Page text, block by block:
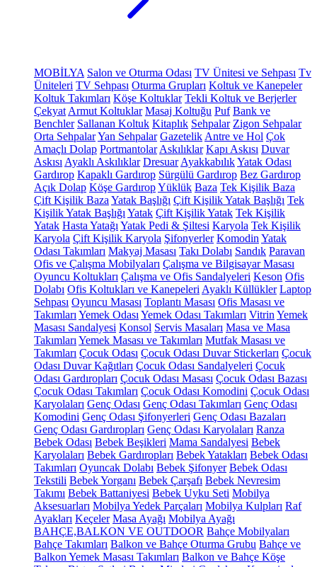
MOBİLYA Salon ve Oturma Odası TV Ünitesi ve Sehpası Tv
Üniteleri TV Sehpası Oturma Grupları Koltuk ve Kanepeler
Koltuk Takımları Köşe Koltuklar Tekli Koltuk ve Berjerler
Çekyat Armut Koltuklar Masaj Koltuğu Puf Bank ve
Benchler Sallanan Koltuk Kitaplık Sehpalar Zigon Sehpalar
Orta SehpalarYan Sehpalar Gazetelik Antre ve Hol Çok
Amaçlı Dolap Portmantolar Askılıklar Kapı Askısı Duvar
Askısı Ayaklı Askılıklar Dresuar AyakkabılıkYatak Odası
Gardırop Kapaklı Gardırop Sürgülü Gardırop Bez Gardırop
Açık Dolap Köşe GardıropYüklük Baza Tek Kişilik Baza
Çift Kişilik Baza Yatak Başlığı Çift Kişilik Yatak Başlığı Tek
Kişilik Yatak Başlığı Yatak Çift Kişilik Yatak Tek Kişilik
Yatak Hasta Yatağı Yatak Pedi & Şiltesi Karyola Tek Kişilik
Karyola Çift Kişilik Karyola Şifonyerler Komodin Yatak
Odası Takımları Makyaj Masası Takı Dolabı Sandık Paravan
Ofis ve Çalışma Mobilyaları Çalışma ve Bilgisayar Masası
Oyuncu Koltukları Çalışma ve Ofis Sandalyeleri Keson Ofis
Dolabı Ofis Koltukları ve Kanepeleri Ayaklı Küllükler Laptop
Sehpası Oyuncu Masası Toplantı Masası Ofis Masası ve
Takımları Yemek Odası Yemek Odası Takımları Vitrin Yemek
Masası Sandalyesi Konsol Servis Masaları Masa ve Masa
Takımları Yemek Masası ve Takımları Mutfak Masası ve
Takımları Çocuk Odası Çocuk Odası Duvar Stickerları Çocuk
Odası Duvar Kağıtları Çocuk Odası Sandalyeleri Çocuk
Odası Gardıropları Çocuk Odası Masası Çocuk Odası Bazası
Çocuk Odası Takımları Çocuk Odası Komodini Çocuk Odası
Karyolaları Genç Odası Genç Odası Takımları Genç Odası
Komodini Genç Odası Şifonyerleri Genç Odası Bazaları
Genç Odası Gardıropları Genç Odası Karyolaları Ranza
Bebek Odası Bebek Beşikleri Mama Sandalyesi Bebek
Karyolaları Bebek Gardıropları Bebek Yatakları Bebek Odası
Takımları Oyuncak Dolabı Bebek Şifonyer Bebek Odası
Tekstili Bebek Yorganı Bebek Çarşafı Bebek Nevresim
Takımı Bebek Battaniyesi Bebek Uyku Seti Mobilya
Aksesuarları Mobilya Yedek Parçaları Mobilya Kulpları Raf
Ayakları Keçeler Masa Ayağı Mobilya Ayağı
BAHÇE,BALKON VE OUTDOOR Bahçe Mobilyaları
Bahçe Takımları Balkon ve Bahçe Oturma Grubu Bahçe ve
Balkon Yemek Masası Takımları Balkon ve Bahçe Köşe